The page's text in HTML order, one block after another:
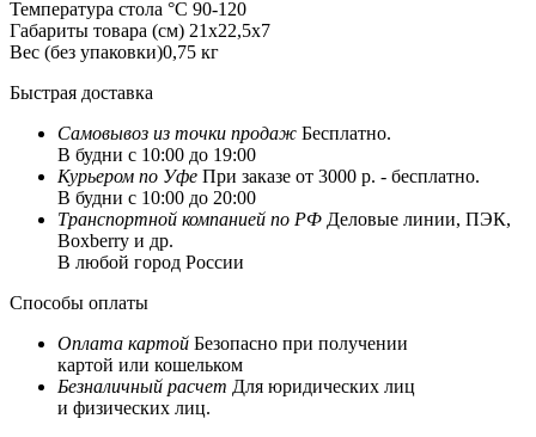
Температура стола °C 90-120
Габариты товара (см) 21x22,5x7
Вес (без упаковки)0,75 кг
Быстрая доставка
Самовывоз из точки продаж Бесплатно.
В будни с 10:00 до 19:00
Курьером по Уфе При заказе от 3000 р. - бесплатно.
В будни с 10:00 до 20:00
Транспортной компанией по РФ Деловые линии, ПЭК,
Boxberry и др.
В любой город России
Способы оплаты
Оплата картой Безопасно при получении
картой или кошельком
Безналичный расчет Для юридических лиц
и физических лиц.